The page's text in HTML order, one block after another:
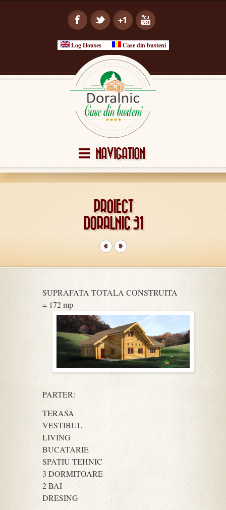
Log Houses Case din busteni
NAVIGATION
PROIECT
DORALNIC 31
SUPRAFATA TOTALA CONSTRUITA
= 172 mp
PARTER:
TERASA
VESTIBUL
LIVING
BUCATARIE
SPATIU TEHNIC
3 DORMITOARE
2 BAI
DRESING